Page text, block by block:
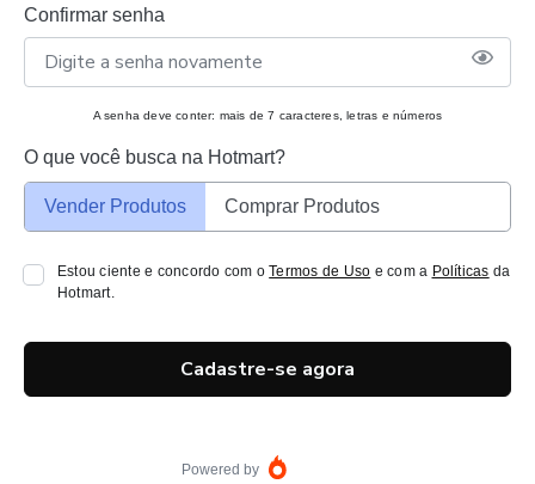
Confirmar senha
A senha deve conter: mais de 7 caracteres, letras e números
O que você busca na Hotmart?
Vender Produtos Comprar Produtos
Estou ciente e concordo com oTermos de Uso e com a Políticas da
Hotmart.
Cadastre-se agora
Powered by